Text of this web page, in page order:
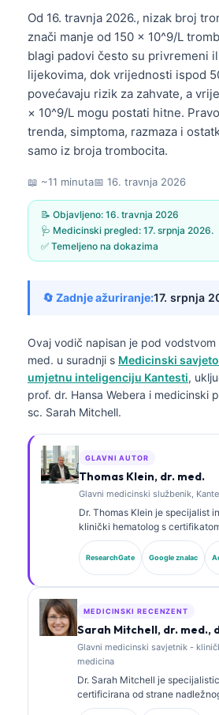
Od 16. travnja 2026., nizak broj
znači manje od 150 × 10^9/L
blagi padovi često su privremeni
lijekovima, dok vrijednosti ispod
povećavaju rizik za zahvate, a
× 10^9/L mogu postati hitne.
trenda, simptoma, razmaza i
samo iz broja trombocita.
📖 ~11 minuta📅 16. travnja 2026
📝 Objavljeno: 16. travnja 2026
🩺 Medicinski pregled: 17. srpnja 2026.
✅ Temeljeno na dokazima
🔄 Zadnje ažuriranje:17. srpnja
Ovaj vodič napisan je pod vodstvom
med. u suradnji s Medicinski
umjetnu inteligenciju Kantesti,
prof. dr. Hansa Webera i medicinski
sc. Sarah Mitchell.
GLAVNI AUTOR
Thomas Klein, dr. med.
Glavni medicinski službenik,
Dr. Thomas Klein je specijalist
klinički hematolog s
godina iskustva u
analizi uz pomoć AI-ja. Kao
Medical Officer) u Kantesti AI,
tumačenju biomarkera i
temu laboratorijske medicine.
ResearchGate Google znalac
MEDICINSKI RECENZENT
Sarah Mitchell, dr. med.,
Glavni medicinski savjetnik -
medicina
Dr. Sarah Mitchell je
certificirana od strane
godina iskustva u laboratorijskoj